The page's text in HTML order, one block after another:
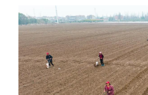
台湾 思客智库
科技 科创
文化 书画
访谈 视频